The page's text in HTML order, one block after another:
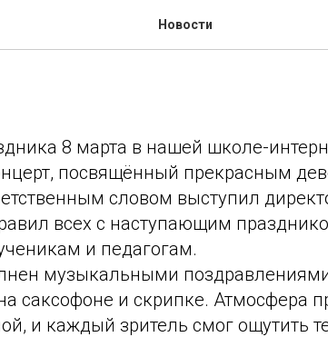
Новости
праздничный
8 марта в нашей школе-
посвящённый прекрасным
словом выступил
всех с наступающим
и педагогам.
музыкальными
саксофоне и скрипке. Атмосфера
и каждый зритель смог ощутить